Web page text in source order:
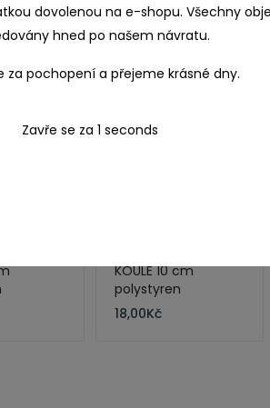
KOULE 10 cm
polystyren
18,00Kč
dovolenou na e-shopu. Všechny
hned po našem návratu.
za pochopení a přejeme krásné dny.
Zavře se za 1 seconds